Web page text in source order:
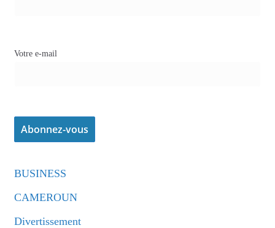
Votre e-mail
BUSINESS
CAMEROUN
Divertissement